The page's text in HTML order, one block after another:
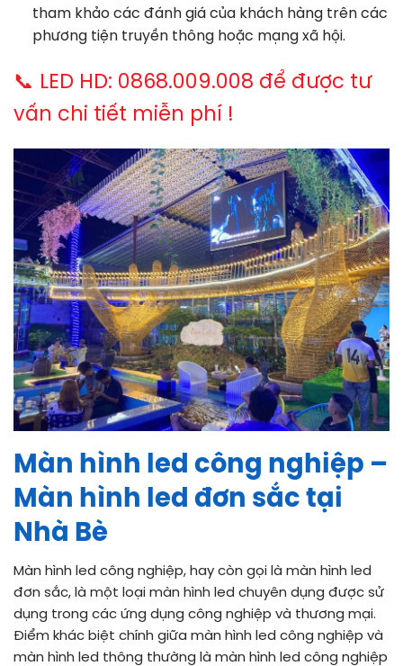
tham khảo các đánh giá của khách hàng trên các
phương tiện truyền thông hoặc mạng xã hội.
📞 LED HD: 0868.009.008 để được tư
vấn chi tiết miễn phí !
Màn hình led công nghiệp –
Màn hình led đơn sắc tại
Nhà Bè
Màn hình led công nghiệp, hay còn gọi là màn hình led
đơn sắc, là một loại màn hình led chuyên dụng được sử
dụng trong các ứng dụng công nghiệp và thương mại.
Điểm khác biệt chính giữa màn hình led công nghiệp và
màn hình led thông thường là màn hình led công nghiệp